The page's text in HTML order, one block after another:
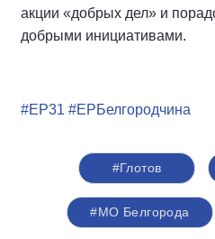
акции «добрых дел» и
добрыми инициативами.
#ЕР31 #ЕРБелгородчина
#Глотов
#МО Белгорода